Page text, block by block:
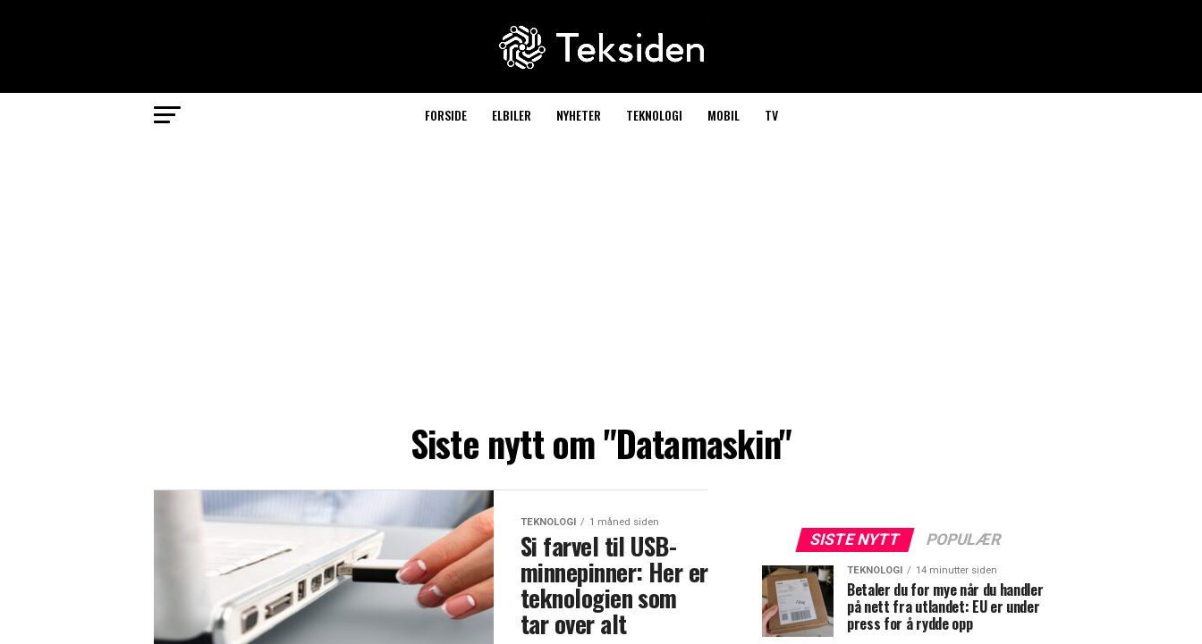
FORSIDE ELBILER NYHETER TEKNOLOGI MOBIL TV
Siste nytt om "Datamaskin"
TEKNOLOGI 1 måned siden
Si farvel til USB-
minnepinner: Her er
teknologien som
tar over alt
SISTE NYTT POPULÆR
TEKNOLOGI 14 minutter siden
Betaler du for mye når du handler
på nett fra utlandet: EU er under
press for å rydde opp